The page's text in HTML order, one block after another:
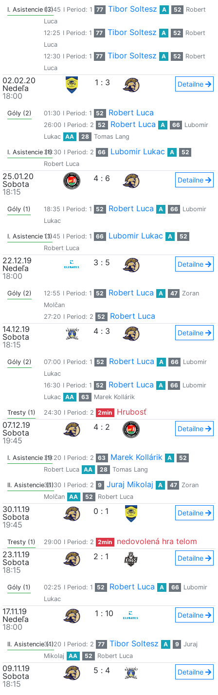
I. Asistencie (3)
07:45 I Period: 1 77 Tibor Soltesz A 52
Robert
Luca
12:25 I Period: 1 77 Tibor Soltesz A 52
Robert
Luca
12:30 I Period: 1 77 Tibor Soltesz A 52
Robert
Luca
02.02.20
Nedeľa
18:00
1 : 3 Detailne
Góly (2) 01:30 I Period: 1 52 Robert Luca
26:00 I Period: 2 52 Robert Luca A 66
Lubomir
Lukac
AA 28 Tomas Lang
I. Asistencie (1)36:30 I Period: 2 66 Lubomir Lukac A
52
Robert Luca
25.01.20
Sobota
18:15
4 : 6 Detailne
Góly (1) 18:35 I Period: 1 52 Robert Luca A 66
Lubomir
Lukac
I. Asistencie (1)13:45 I Period: 1 66 Lubomir Lukac A
52
Robert Luca
22.12.19
Nedeľa
18:00
3 : 5 Detailne
Góly (2) 12:55 I Period: 1 52 Robert Luca A 47
Zoran
Molčan
27:20 I Period: 2 52
Robert Luca
14.12.19
Sobota
18:15
4 : 3 Detailne
Góly (2) 07:00 I Period: 1 52 Robert Luca A 66
Lubomir
Lukac
16:30 I Period: 1 52 Robert Luca A 66
Lubomir
Lukac
AA 63 Marek Kollárik
Tresty (1) 24:30 I Period: 2 2min
Hrubosť
07.12.19
Sobota
19:45
4 : 2 Detailne
I. Asistencie (1)39:20 I Period: 2 63 Marek Kollárik A
52
Robert Luca
AA 28 Tomas Lang
II. Asistencie (1)
38:30 I Period: 2 9 Juraj Mikolaj A 47
Zoran
Molčan
AA 52 Robert Luca
30.11.19
Sobota
19:45
0 : 1 Detailne
Tresty (1) 29:00 I Period: 2 2min
nedovolená hra telom
23.11.19
Sobota
18:15
2 : 1 Detailne
Góly (1) 02:25 I Period: 1 52 Robert Luca A 66
Lubomir
Lukac
17.11.19
Nedeľa
18:00
1 : 10 Detailne
II. Asistencie (1)
34:20 I Period: 2 77 Tibor Soltesz A 9
Juraj
Mikolaj
AA 52 Robert Luca
09.11.19
Sobota
18:15
5 : 4 Detailne